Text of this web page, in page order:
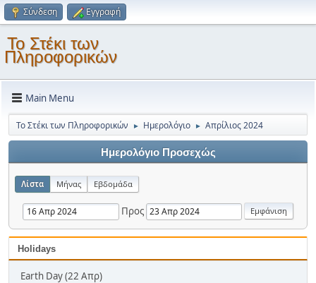
Σύνδεση Εγγραφή
Το Στέκι των
Πληροφορικών
Main Menu
Το Στέκι των Πληροφορικών ► Ημερολόγιο ► Απρίλιος 2024
Ημερολόγιο Προσεχώς
Λίστα Μήνας Εβδομάδα
Προς
Holidays
Earth Day (22 Απρ)